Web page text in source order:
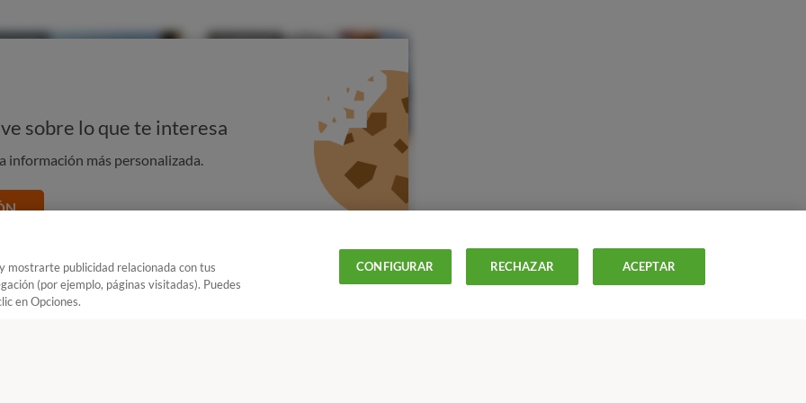
sobre lo que te interesa
información más personalizada.
tus fuentes favoritas de Google
mostrarte publicidad relacionada con tus
(por ejemplo, páginas visitadas). Puedes
en Opciones.
CONFIGURAR RECHAZAR ACEPTAR